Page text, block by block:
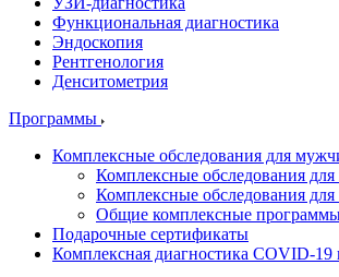
Функциональная диагностика
Эндоскопия
Рентгенология
Денситометрия
Программы
Комплексные обследования для
Комплексные обследования
Комплексные обследования
Общие комплексные
Подарочные сертификаты
Комплексная диагностика COVID-